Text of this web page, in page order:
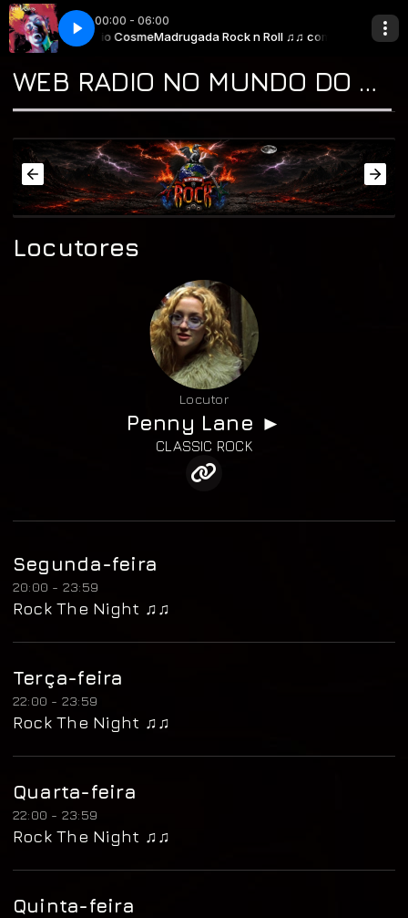
00:00 - 06:00
Roll ♫♫ com * Tio CosmeMadrugada Rock n Roll ♫♫ com * Tio Cosme
in the Box. Alice In Chains - Man in the Box.
WEB RADIO NO MUNDO DO ROCK "A CASA DO CLASSIC ROCK & DO BLUES"
Locutores
Locutor
Penny Lane ►
CLASSIC ROCK
Segunda-feira
20:00 - 23:59
Rock The Night ♫♫
Terça-feira
22:00 - 23:59
Rock The Night ♫♫
Quarta-feira
22:00 - 23:59
Rock The Night ♫♫
Quinta-feira